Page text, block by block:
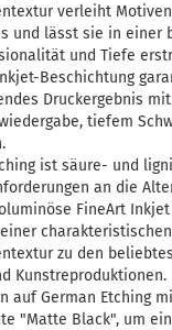
verleiht
und lässt sie in einer
und Tiefe
Beschichtung
Druckergebnis
tiefem
ist säure- und
an die
FineArt
zu den
Kunstreproduktionen.
auf German Etching
"Matte Black", um